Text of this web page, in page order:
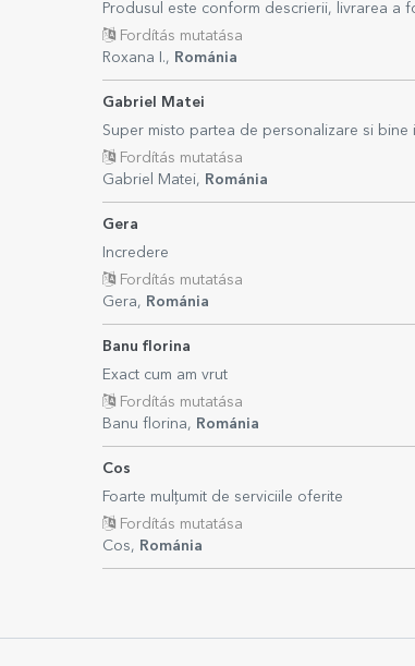
Produsul este conform descrierii, livrarea a
Fordítás mutatása
Roxana I., Románia
Gabriel Matei
Super misto partea de personalizare si bine
Fordítás mutatása
Gabriel Matei, Románia
Gera
Incredere
Fordítás mutatása
Gera, Románia
Banu florina
Exact cum am vrut
Fordítás mutatása
Banu florina, Románia
Cos
Foarte mulțumit de serviciile oferite
Fordítás mutatása
Cos, Románia